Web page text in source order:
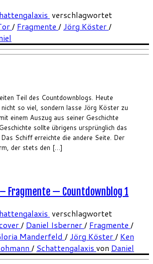
Teil des Countdownblogs. Heute
nicht so viel, sondern lasse Jörg Köster zu
einem Auszug aus seiner Geschichte
sollte übrigens ursprünglich das
Schiff erreichte die andere Seite. Der
der stets den […]
verschlagwortet
/ Fragmente / Jörg Köster/
Fragmente — Countdownblog 1
verschlagwortet
/ Daniel Isberner/ Fragmente /
Manderfeld / Jörg Köster/ Ken
/ Schattengalaxis von Daniel